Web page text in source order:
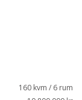
160 kvm / 6 rum